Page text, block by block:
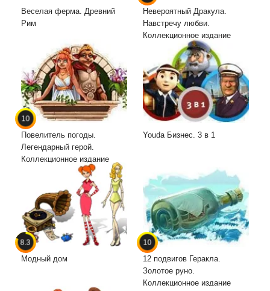
Веселая ферма. Древний
Рим
Невероятный Дракула.
Навстречу любви.
Коллекционное издание
10
Повелитель погоды.
Легендарный герой.
Коллекционное издание
Youda Бизнес. 3 в 1
8.3
Модный дом
10
12 подвигов Геракла.
Золотое руно.
Коллекционное издание